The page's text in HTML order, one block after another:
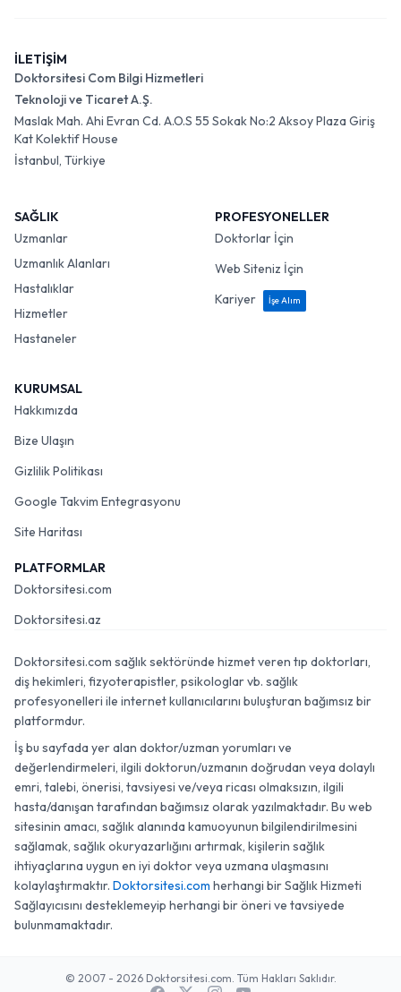
İLETİŞİM
Doktorsitesi Com Bilgi Hizmetleri
Teknoloji ve Ticaret A.Ş.
Maslak Mah. Ahi Evran Cd. A.O.S 55 Sokak No:2 Aksoy Plaza Giriş
Kat Kolektif House
İstanbul, Türkiye
SAĞLIK
Uzmanlar
Uzmanlık Alanları
Hastalıklar
Hizmetler
Hastaneler
PROFESYONELLER
Doktorlar İçin
Web Siteniz İçin
Kariyer
İşe Alım
KURUMSAL
Hakkımızda
Bize Ulaşın
Gizlilik Politikası
Google Takvim Entegrasyonu
Site Haritası
PLATFORMLAR
Doktorsitesi.com
Doktorsitesi.az
Doktorsitesi.com sağlık sektöründe hizmet veren tıp doktorları,
diş hekimleri, fizyoterapistler, psikologlar vb. sağlık
profesyonelleri ile internet kullanıcılarını buluşturan bağımsız bir
platformdur.
İş bu sayfada yer alan doktor/uzman yorumları ve
değerlendirmeleri, ilgili doktorun/uzmanın doğrudan veya dolaylı
emri, talebi, önerisi, tavsiyesi ve/veya ricası olmaksızın, ilgili
hasta/danışan tarafından bağımsız olarak yazılmaktadır. Bu web
sitesinin amacı, sağlık alanında kamuoyunun bilgilendirilmesini
sağlamak, sağlık okuryazarlığını artırmak, kişilerin sağlık
ihtiyaçlarına uygun en iyi doktor veya uzmana ulaşmasını
kolaylaştırmaktır. Doktorsitesi.com herhangi bir Sağlık Hizmeti
Sağlayıcısını desteklemeyip herhangi bir öneri ve tavsiyede
bulunmamaktadır.
© 2007 - 2026 Doktorsitesi.com. Tüm Hakları Saklıdır.